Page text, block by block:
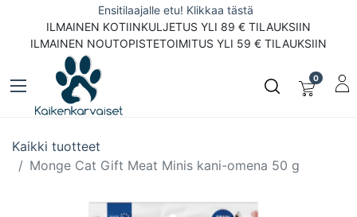
Ensitilaajalle etu! Klikkaa tästä
ILMAINEN KOTIINKULJETUS YLI 89 € TILAUKSIIN
ILMAINEN NOUTOPISTETOIMITUS YLI 59 € TILAUKSIIN
0
Kaikki tuotteet
Monge Cat Gift Meat Minis kani-omena 50 g